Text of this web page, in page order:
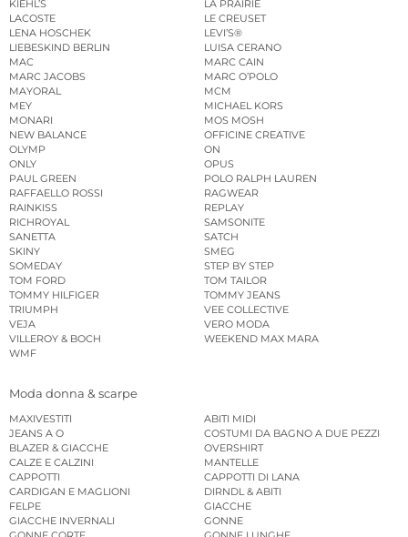
KIEHL’S
LA PRAIRIE
LACOSTE
LE CREUSET
LENA HOSCHEK
LEVI’S®
LIEBESKIND BERLIN
LUISA CERANO
MAC
MARC CAIN
MARC JACOBS
MARC O’POLO
MAYORAL
MCM
MEY
MICHAEL KORS
MONARI
MOS MOSH
NEW BALANCE
OFFICINE CREATIVE
OLYMP
ON
ONLY
OPUS
PAUL GREEN
POLO RALPH LAUREN
RAFFAELLO ROSSI
RAGWEAR
RAINKISS
REPLAY
RICHROYAL
SAMSONITE
SANETTA
SATCH
SKINY
SMEG
SOMEDAY
STEP BY STEP
TOM FORD
TOM TAILOR
TOMMY HILFIGER
TOMMY JEANS
TRIUMPH
VEE COLLECTIVE
VEJA
VERO MODA
VILLEROY & BOCH
WEEKEND MAX MARA
WMF
Moda donna & scarpe
MAXIVESTITI
ABITI MIDI
JEANS A O
COSTUMI DA BAGNO A DUE PEZZI
BLAZER & GIACCHE
OVERSHIRT
CALZE E CALZINI
MANTELLE
CAPPOTTI
CAPPOTTI DI LANA
CARDIGAN E MAGLIONI
DIRNDL & ABITI
FELPE
GIACCHE
GIACCHE INVERNALI
GONNE